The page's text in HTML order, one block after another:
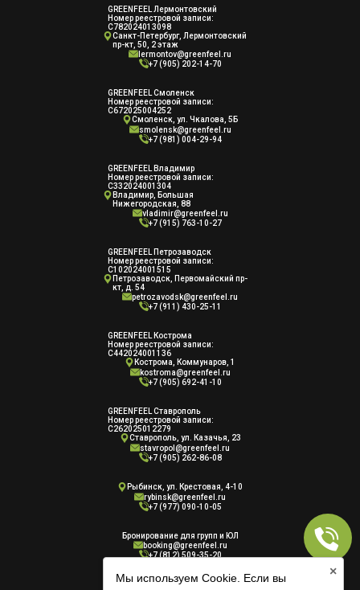
GREENFEEL Лермонтовский
Номер реестровой записи:
С782024013098
Санкт-Петербург, Лермонтовский
пр-кт, 50, 2 этаж
lermontov@greenfeel.ru
+7 (905) 202-14-70
GREENFEEL Смоленск
Номер реестровой записи:
С672025004252
Смоленск, ул. Чкалова, 5Б
smolensk@greenfeel.ru
+7 (981) 004-29-94
GREENFEEL Владимир
Номер реестровой записи:
С332024001304
Владимир, Большая
Нижегородская, 88
vladimir@greenfeel.ru
+7 (915) 763-10-27
GREENFEEL Петрозаводск
Номер реестровой записи:
С102024001515
Петрозаводск, Первомайский пр-
кт, д. 54
petrozavodsk@greenfeel.ru
+7 (911) 430-25-11
GREENFEEL Кострома
Номер реестровой записи:
С442024001136
Кострома, Коммунаров, 1
kostroma@greenfeel.ru
+7 (905) 692-41-10
GREENFEEL Ставрополь
Номер реестровой записи:
С262025012279
Ставрополь, ул. Казачья, 23
stavropol@greenfeel.ru
+7 (905) 262-86-08
Рыбинск, ул. Крестовая, 4-10
rybinsk@greenfeel.ru
+7 (977) 090-10-05
Бронирование для групп и ЮЛ
booking@greenfeel.ru
+7 (812) 509-35-20
×
Мы используем Cookie. Если вы